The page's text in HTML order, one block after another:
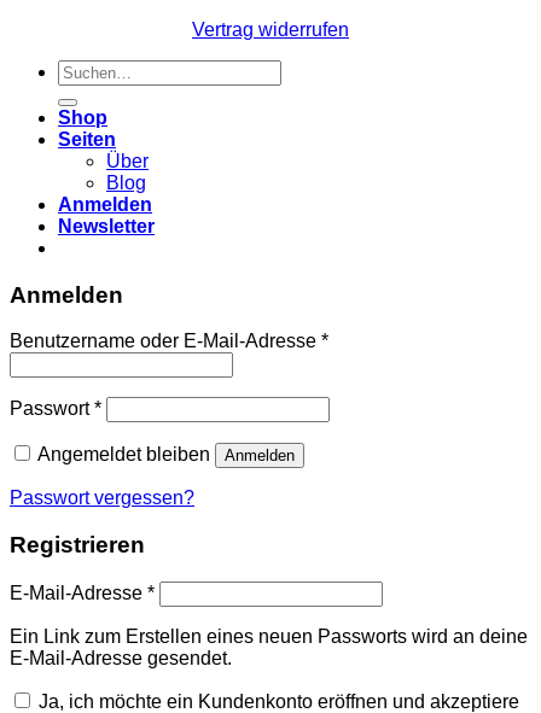
Vertrag widerrufen
Suchen
nach:
Shop
Seiten
Über
Blog
Anmelden
Newsletter
Anmelden
Benutzername oder E-Mail-Adresse *Erforderlich
Passwort*Erforderlich
Angemeldet bleiben Anmelden
Passwort vergessen?
Registrieren
E-Mail-Adresse *Erforderlich
Ein Link zum Erstellen eines neuen Passworts wird an deine
E-Mail-Adresse gesendet.
Ja, ich möchte ein Kundenkonto eröffnen und akzeptiere